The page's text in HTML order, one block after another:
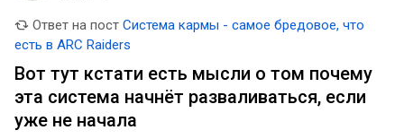
Ответ на пост Система кармы - самое бредовое, что
есть в ARC Raiders
Вот тут кстати есть мысли о том почему
эта система начнёт разваливаться, если
уже не начала